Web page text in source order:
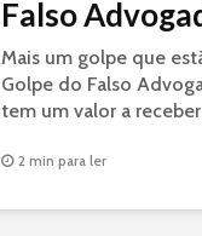
Falso
Mais um golpe que
Golpe do Falso
tem um valor a
2 min para ler